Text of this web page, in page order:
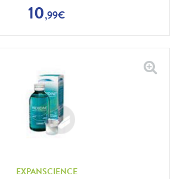
10,99€
EXPANSCIENCE